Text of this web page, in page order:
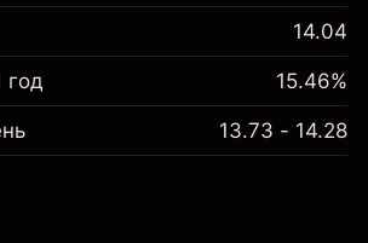
14.04
год 15.46%
13.73 - 14.28